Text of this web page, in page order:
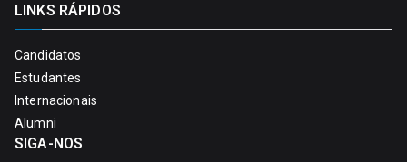
LINKS RÁPIDOS
Candidatos
Estudantes
Internacionais
Alumni
SIGA-NOS